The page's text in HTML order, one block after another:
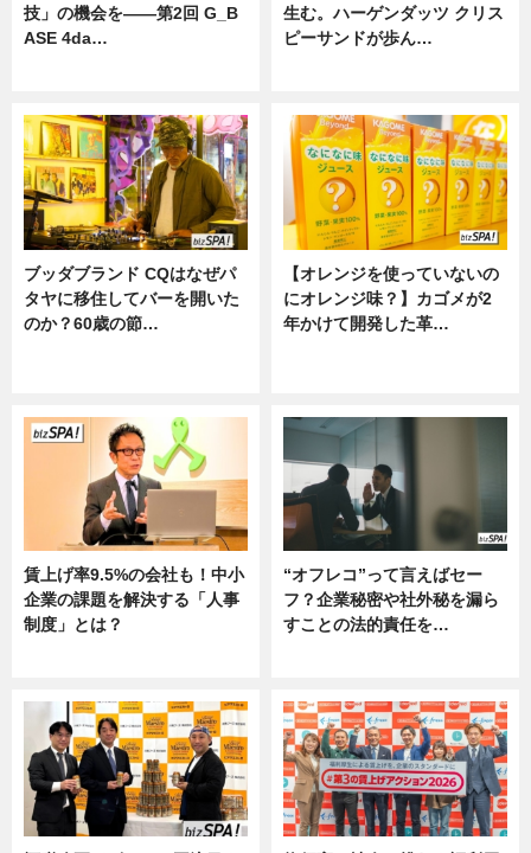
技」の機会を——第2回 G_B
ASE 4da…
生む。ハーゲンダッツ クリス
ピーサンドが歩ん…
ブッダブランド CQはなぜパ
タヤに移住してバーを開いた
のか？60歳の節…
【オレンジを使っていないの
にオレンジ味？】カゴメが2
年かけて開発した革…
賃上げ率9.5%の会社も！中小
企業の課題を解決する「人事
制度」とは？
“オフレコ”って言えばセー
フ？企業秘密や社外秘を漏ら
すことの法的責任を…